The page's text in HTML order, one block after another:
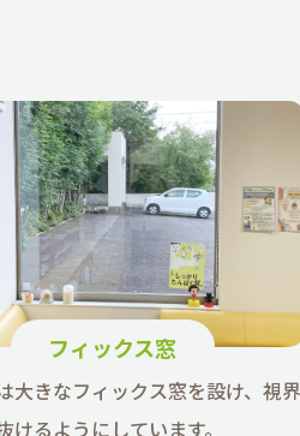
フィックス窓
大きなフィックス窓を設け、視
けるようにしています。